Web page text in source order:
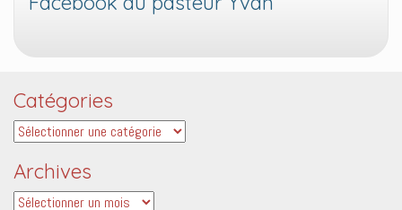
Catégories
Catégories
Archives
Archives